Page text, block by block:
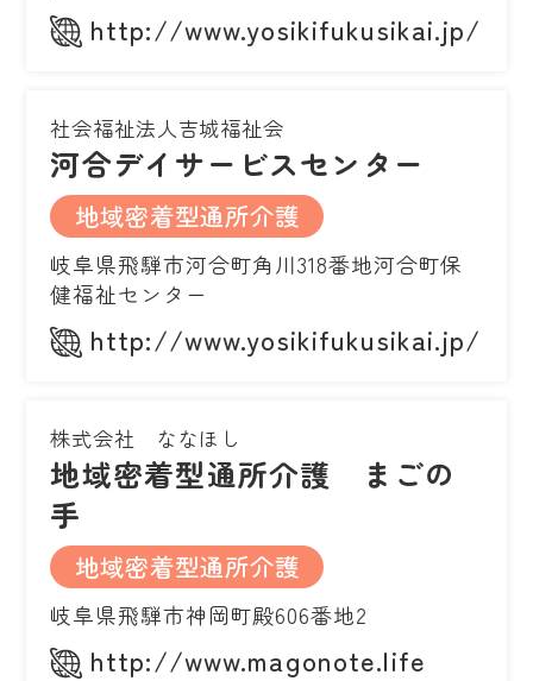
http://www.yosikifukusikai.jp/
社会福祉法人吉城福祉会
河合デイサービスセンター
地域密着型通所介護
岐阜県飛騨市河合町角川318番地河合町保
健福祉センター
http://www.yosikifukusikai.jp/
株式会社 ななほし
地域密着型通所介護 まごの
手
地域密着型通所介護
岐阜県飛騨市神岡町殿606番地2
http://www.magonote.life